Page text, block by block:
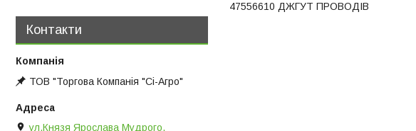
47556610 ДЖГУТ ПРОВОДІВ
Контакти
ТОВ "Торгова Компанія "Сі-Агро"
ул.Князя Ярослава Мудрого,